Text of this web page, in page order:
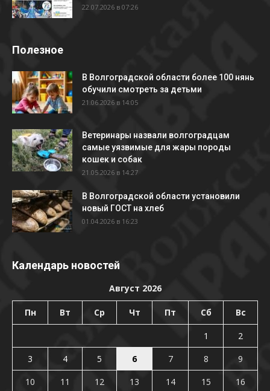
22.07.2026 в 07:26
Полезное
В Волгоградской области более 100 нянь
обучили смотреть за детьми
21.06.2026 в 14:05
Ветеринары назвали волгоградцам
самые уязвимые для жары породы
кошек и собак
21.05.2026 в 14:27
В Волгоградской области установили
новый ГОСТ на хлеб
01.04.2026 в 16:23
Календарь новостей
Август 2026
Пн Вт Ср Чт Пт Сб Вс
1
2
3
4 5 6 7 8
9
10
11 12 13 14 15
16